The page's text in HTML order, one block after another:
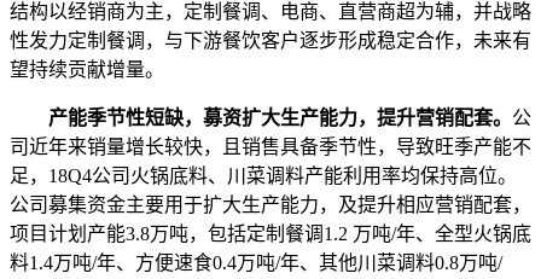
结构以经销商为主，定制餐调、电商、直营商超为辅，并战略
性发力定制餐调，与下游餐饮客户逐步形成稳定合作，未来有
望持续贡献增量。
产能季节性短缺，募资扩大生产能力，提升营销配套。 公
司近年来销量增长较快，且销售具备季节性，导致旺季产能不
足，18Q4公司火锅底料、川菜调料产能利用率均保持高位。
公司募集资金主要用于扩大生产能力，及提升相应营销配套，
项目计划产能3.8万吨，包括定制餐调1.2 万吨/年、全型火锅底
料1.4万吨/年、方便速食0.4万吨/年、其他川菜调料0.8万吨/